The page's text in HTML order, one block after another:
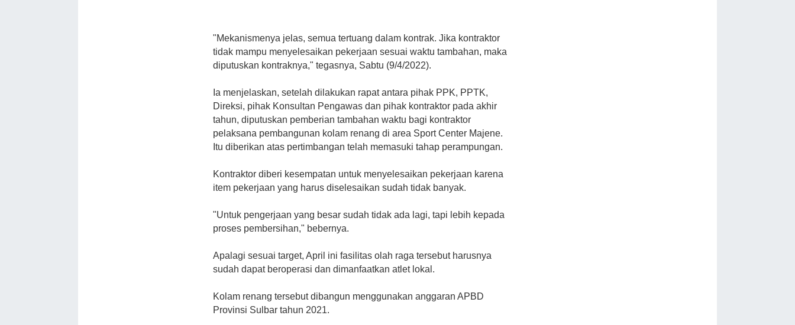
"Mekanismenya jelas, semua tertuang dalam kontrak. Jika kontraktor
tidak mampu menyelesaikan pekerjaan sesuai waktu tambahan, maka
diputuskan kontraknya," tegasnya, Sabtu (9/4/2022).
Ia menjelaskan, setelah dilakukan rapat antara pihak PPK, PPTK,
Direksi, pihak Konsultan Pengawas dan pihak kontraktor pada akhir
tahun, diputuskan pemberian tambahan waktu bagi kontraktor
pelaksana pembangunan kolam renang di area Sport Center Majene.
Itu diberikan atas pertimbangan telah memasuki tahap perampungan.
Kontraktor diberi kesempatan untuk menyelesaikan pekerjaan karena
item pekerjaan yang harus diselesaikan sudah tidak banyak.
"Untuk pengerjaan yang besar sudah tidak ada lagi, tapi lebih kepada
proses pembersihan," bebernya.
Apalagi sesuai target, April ini fasilitas olah raga tersebut harusnya
sudah dapat beroperasi dan dimanfaatkan atlet lokal.
Kolam renang tersebut dibangun menggunakan anggaran APBD
Provinsi Sulbar tahun 2021.